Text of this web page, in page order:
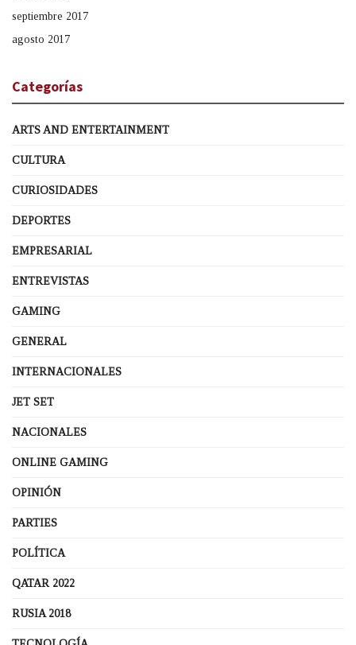
septiembre 2017
agosto 2017
Categorías
ARTS AND ENTERTAINMENT
CULTURA
CURIOSIDADES
DEPORTES
EMPRESARIAL
ENTREVISTAS
GAMING
GENERAL
INTERNACIONALES
JET SET
NACIONALES
ONLINE GAMING
OPINIÓN
PARTIES
POLÍTICA
QATAR 2022
RUSIA 2018